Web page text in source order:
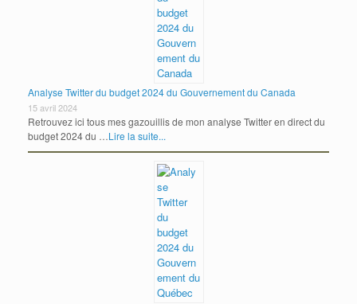
Analyse Twitter du budget 2024 du Gouvernement du Canada
15 avril 2024
Retrouvez ici tous mes gazouillis de mon analyse Twitter en direct du
budget 2024 du …Lire la suite...